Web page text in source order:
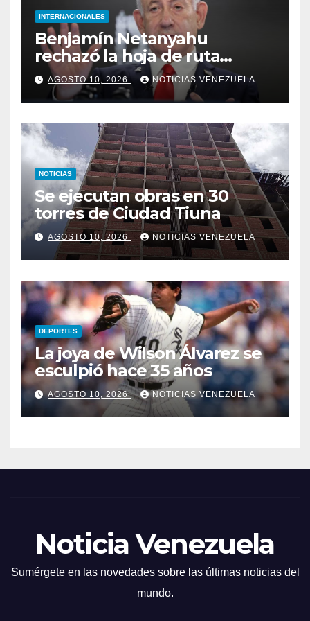
INTERNACIONALES
Benjamín Netanyahu
rechazó la hoja de ruta
prevista del plan de Donald
Trump para Gaza
AGOSTO 10, 2026 NOTICIAS VENEZUELA
NOTICIAS
Se ejecutan obras en 30
torres de Ciudad Tiuna
AGOSTO 10, 2026 NOTICIAS VENEZUELA
DEPORTES
La joya de Wilson Álvarez se
esculpió hace 35 años
AGOSTO 10, 2026 NOTICIAS VENEZUELA
Noticia Venezuela
Sumérgete en las novedades sobre las últimas noticias del
mundo.